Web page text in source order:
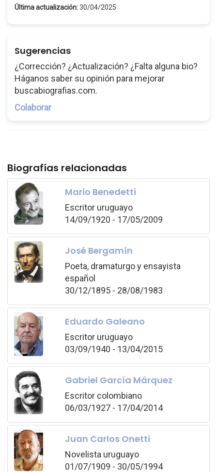
Última actualización:30/04/2025
Sugerencias
¿Corrección? ¿Actualización? ¿Falta alguna bio?
Háganos saber su opinión para mejorar
buscabiografias.com.
Colaborar
Biografías relacionadas
Mario Benedetti
Escritor uruguayo
14/09/1920 - 17/05/2009
José Bergamín
Poeta, dramaturgo y ensayista
español
30/12/1895 - 28/08/1983
Eduardo Galeano
Escritor uruguayo
03/09/1940 - 13/04/2015
Gabriel García Márquez
Escritor colombiano
06/03/1927 - 17/04/2014
Juan Carlos Onetti
Novelista uruguayo
01/07/1909 - 30/05/1994